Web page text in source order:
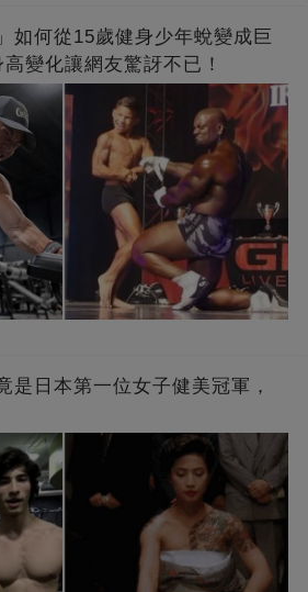
如何從15歲健身少年蛻變成巨
變化讓網友驚訝不已！
是日本第一位女子健美冠軍，